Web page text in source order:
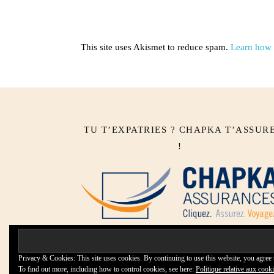
This site uses Akismet to reduce spam. Learn how
TU T’EXPATRIES ? CHAPKA
!
Privacy & Cookies: This site uses cookies. By continuing to use this website, you agree
To find out more, including how to control cookies, see here: Politique relative aux